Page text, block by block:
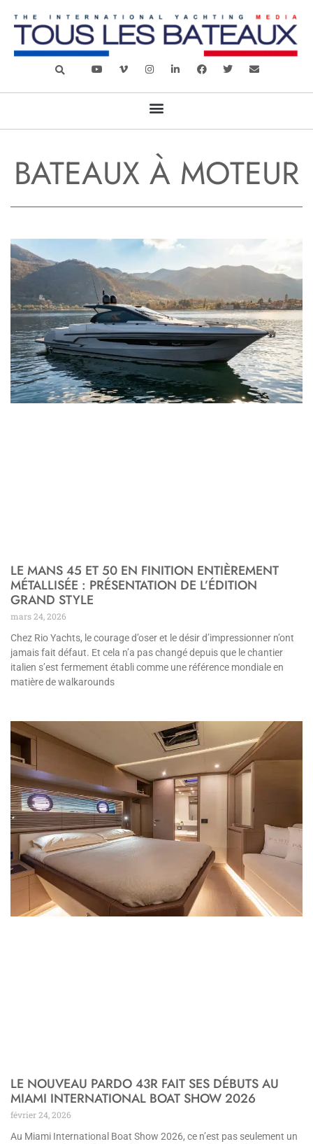
BATEAUX À MOTEUR
LE MANS 45 ET 50 EN FINITION ENTIÈREMENT
MÉTALLISÉE : PRÉSENTATION DE L’ÉDITION
GRAND STYLE
mars 24, 2026
Chez Rio Yachts, le courage d’oser et le désir d’impressionner n’ont
jamais fait défaut. Et cela n’a pas changé depuis que le chantier
italien s’est fermement établi comme une référence mondiale en
matière de walkarounds
LE NOUVEAU PARDO 43R FAIT SES DÉBUTS AU
MIAMI INTERNATIONAL BOAT SHOW 2026
février 24, 2026
Au Miami International Boat Show 2026, ce n’est pas seulement un